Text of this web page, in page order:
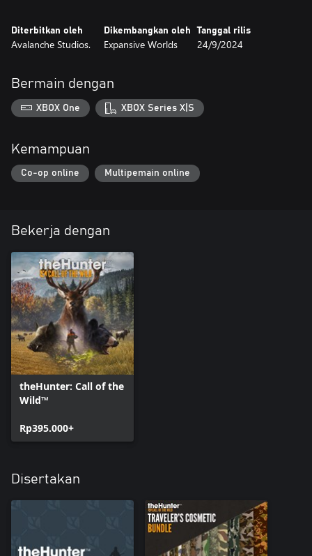
Diterbitkan oleh
Avalanche Studios.
Dikembangkan oleh
Expansive Worlds
Tanggal rilis
24/9/2024
Bermain dengan
XBOX One XBOX Series X|S
Kemampuan
Co-op online Multipemain online
Bekerja dengan
theHunter: Call of the
Wild™
Rp395.000+
Disertakan